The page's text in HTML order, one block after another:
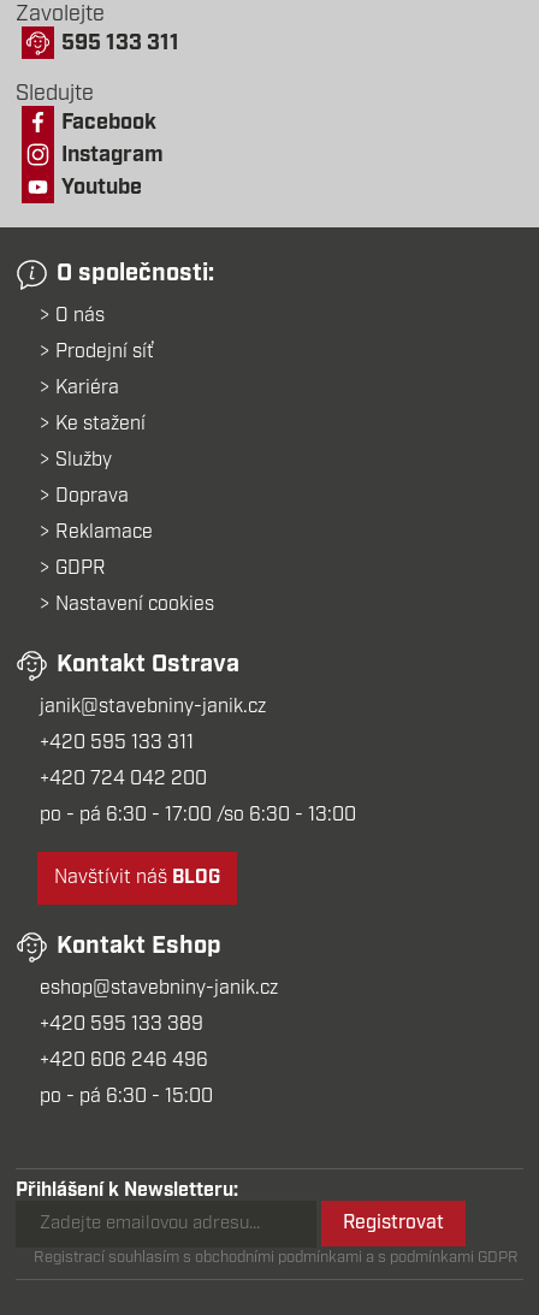
Zavolejte
595 133 311
Sledujte
Facebook
Instagram
Youtube
O společnosti:
O nás
Prodejní síť
Kariéra
Ke stažení
Služby
Doprava
Reklamace
GDPR
Nastavení cookies
Kontakt Ostrava
janik@stavebniny-janik.cz
+420 595 133 311
+420 724 042 200
po - pá 6:30 - 17:00 /so 6:30 - 13:00
Navštívit náš BLOG
Kontakt Eshop
eshop@stavebniny-janik.cz
+420 595 133 389
+420 606 246 496
po - pá 6:30 - 15:00
Přihlášení k Newsletteru:
Registrovat
Registrací souhlasím s obchodními podmínkami a s podmínkami GDPR